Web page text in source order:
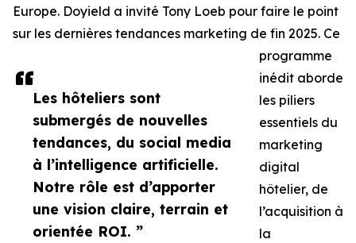
Les hôteliers sont
submergés de nouvelles
tendances, du social media
à l’intelligence artificielle.
Notre rôle est d’apporter
une vision claire, terrain et
orientée ROI. ”
Europe. Doyield a invité Tony Loeb pour faire le point
sur les dernières tendances marketing de fin 2025. Ce
programme
inédit aborde
les piliers
essentiels du
marketing
digital
hôtelier, de
l’acquisition à
la